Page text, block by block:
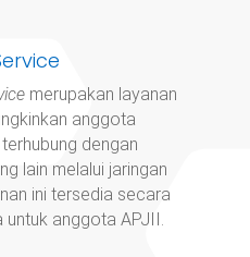
merupakan layanan
anggota
dengan
lain melalui jaringan
ini tersedia secara
untuk anggota APJII.